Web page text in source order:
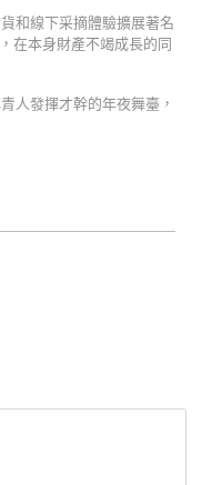
和線下采摘體驗擴展著名
在本身財產不竭成長的同
人發揮才幹的年夜舞臺，